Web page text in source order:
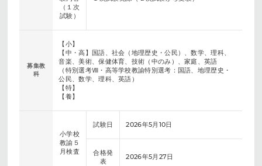
（１次
試験）
募集教
科
【小】
【中・高】国語、社会（地理歴史・公民）、数学、理科、
音楽、美術、保健体育、技術（中のみ）、家庭、英語
（特別選考Ⅷ・高等学校教諭特別選考：国語、地理歴史・
公民、数学、理科、英語）
【特】
【養】
小学校
教諭５
月検査
試験日 2026年5月10日
合格発
表
2026年5月27日